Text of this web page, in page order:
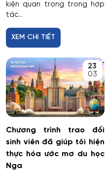
kiện quan trọng trong hợp
tác...
XEM CHI TIẾT
23
03
Chương trình trao đổi
sinh viên đã giúp tôi hiện
thực hóa ước mơ du học
Nga